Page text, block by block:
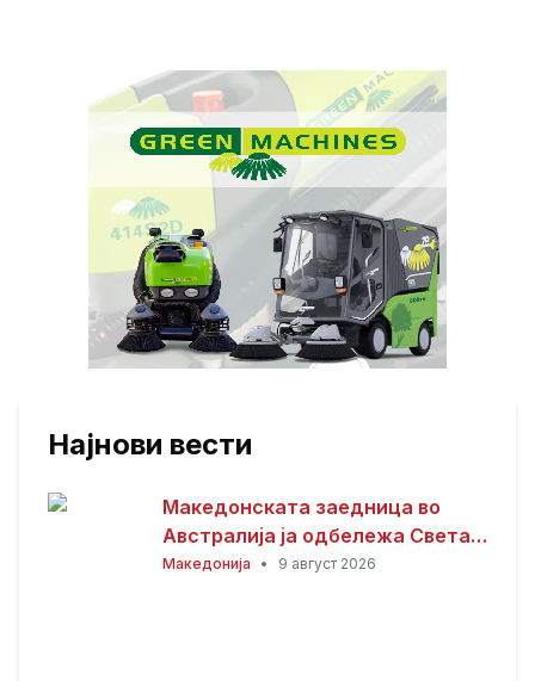
Најнови вести
Македонската заедница во
Австралија ја одбележа Света
Петка – торжествена прослава
Македонија • 9 август 2026